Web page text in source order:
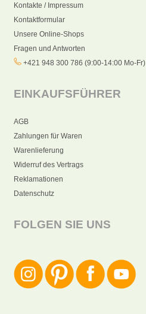
Kontakte / Impressum
Kontaktformular
Unsere Online-Shops
Fragen und Antworten
+421 948 300 786 (9:00-14:00 Mo-Fr)
EINKAUFSFÜHRER
AGB
Zahlungen für Waren
Warenlieferung
Widerruf des Vertrags
Reklamationen
Datenschutz
FOLGEN SIE UNS